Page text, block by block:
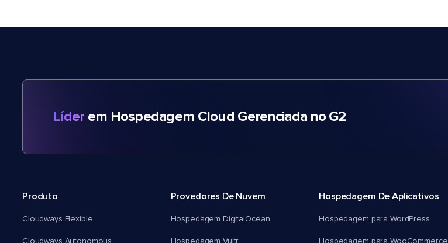
Líder em Hospedagem Cloud Gerenciada no G2
Produto
Cloudways Flexible
Provedores De Nuvem
Hospedagem DigitalOcean
Hospedagem De Aplicativos
Hospedagem para WordPress